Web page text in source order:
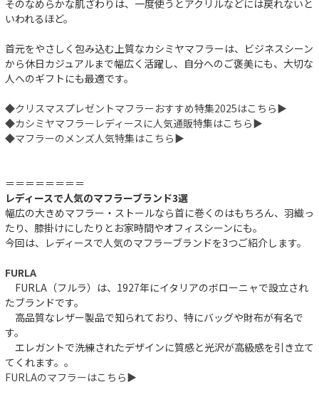
そのなめらかな肌ざわりは、一度使うとアクリルなどには戻れないと
いわれるほど。
首元をやさしく包み込む上質なカシミヤマフラーは、ビジネスシーン
から休日カジュアルまで幅広く活躍し、自分へのご褒美にも、大切な
人へのギフトにも最適です。
◆クリスマスプレゼントマフラーおすすめ特集2025はこちら▶︎
◆カシミヤマフラーレディースに人気通販特集はこちら▶︎
◆マフラーのメンズ人気特集はこちら▶︎
＝＝＝＝＝＝＝＝
レディースで人気のマフラーブランド3選
幅広の大きめマフラー・ストールなら首に巻くのはもちろん、羽織っ
たり、膝掛けにしたりとお家時間やオフィスシーンにも。
今回は、レディースで人気のマフラーブランドを3つご紹介します。
FURLA
FURLA（フルラ）は、1927年にイタリアのボローニャで設立され
たブランドです。
高品質なレザー製品で知られており、特にバッグや財布が有名で
す。
エレガントで洗練されたデザインに質感と光沢が高級感を引き立て
てくれます。。
FURLAのマフラーはこちら▶︎